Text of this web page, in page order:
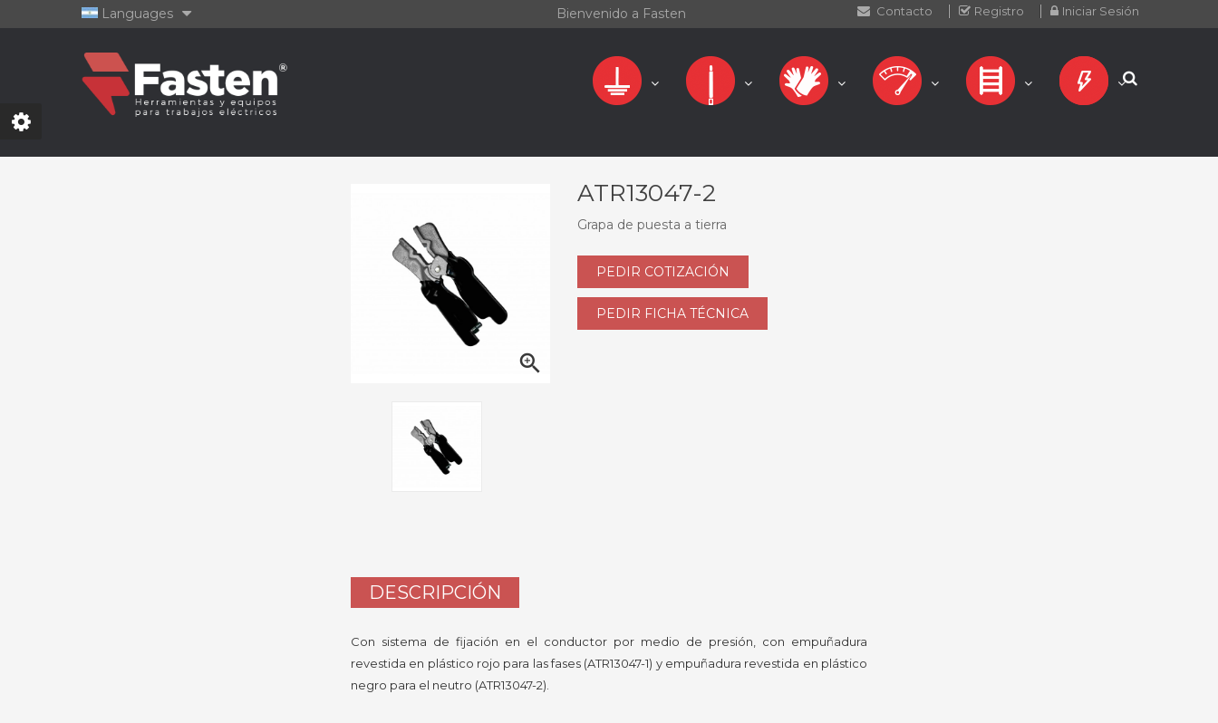
Languages Contacto Registro Iniciar Sesión
Bienvenido a Fasten

ATR13047-2
Grapa de puesta a tierra
PEDIR COTIZACIÓN
PEDIR FICHA TÉCNICA
DESCRIPCIÓN
Con sistema de fijación en el conductor por medio de presión, con empuñadura
revestida en plástico rojo para las fases (ATR13047-1) y empuñadura revestida en plástico
negro para el neutro (ATR13047-2).